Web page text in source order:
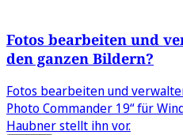
Fotos bearbeiten und
den ganzen Bildern?
Fotos bearbeiten und
Photo Commander 19“ für
Haubner stellt ihn vor.